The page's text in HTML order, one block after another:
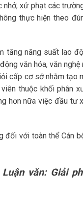
xử phạt các
thực hiện theo
tăng năng suất lao
văn hóa, văn
cấp cơ sở nhằm tạo
thuộc khối phân
hơn nữa việc đầu tư
với toàn thể Cán
văn: Giải